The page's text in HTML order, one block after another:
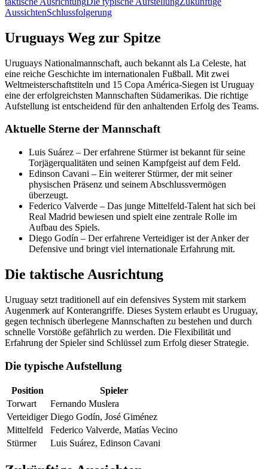
AussichtenSchlussfolgerung
Uruguays Weg zur Spitze
Uruguays Nationalmannschaft, auch bekannt als La Celeste, hat
eine reiche Geschichte im internationalen Fußball. Mit zwei
Weltmeisterschaftstiteln und 15 Copa América-Siegen ist Uruguay
eine der erfolgreichsten Mannschaften Südamerikas. Die richtige
Aufstellung ist entscheidend für den anhaltenden Erfolg des Teams.
Aktuelle Sterne der Mannschaft
Luis Suárez – Der erfahrene Stürmer ist bekannt für seine
Torjägerqualitäten und seinen Kampfgeist auf dem Feld.
Edinson Cavani – Ein weiterer Stürmer, der mit seiner
physischen Präsenz und seinem Abschlussvermögen
überzeugt.
Federico Valverde – Das junge Mittelfeld-Talent hat sich bei
Real Madrid bewiesen und spielt eine zentrale Rolle im
Aufbau des Spiels.
Diego Godín – Der erfahrene Verteidiger ist der Anker der
Defensive und bringt viel internationale Erfahrung mit.
Die taktische Ausrichtung
Uruguay setzt traditionell auf ein defensives System mit starkem
Augenmerk auf Konterangriffe. Dieses System erlaubt es Uruguay,
gegen technisch überlegene Mannschaften zu bestehen und durch
schnelle Vorstöße gefährlich zu werden. Die Flexibilität und
Erfahrung der Spieler sind Schlüssel zum Erfolg dieser Strategie.
Die typische Aufstellung
Position
Spieler
Torwart
Fernando Muslera
Verteidiger Diego Godín, José Giménez
Mittelfeld
Federico Valverde, Matías Vecino
Stürmer
Luis Suárez, Edinson Cavani